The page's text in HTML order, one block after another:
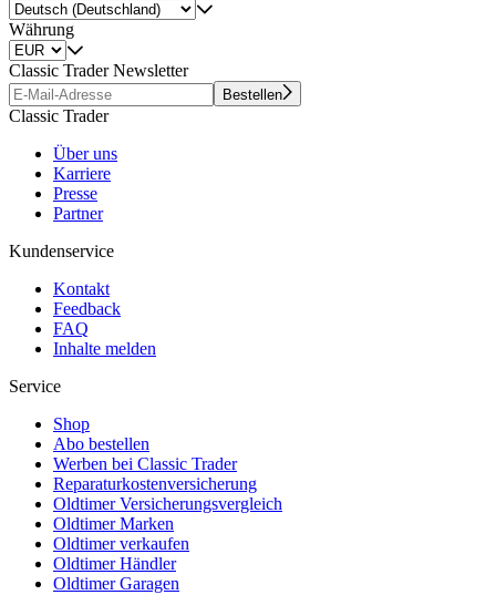
Währung
Classic Trader Newsletter
Bestellen
Classic Trader
Über uns
Karriere
Presse
Partner
Kundenservice
Kontakt
Feedback
FAQ
Inhalte melden
Service
Shop
Abo bestellen
Werben bei Classic Trader
Reparaturkostenversicherung
Oldtimer Versicherungsvergleich
Oldtimer Marken
Oldtimer verkaufen
Oldtimer Händler
Oldtimer Garagen